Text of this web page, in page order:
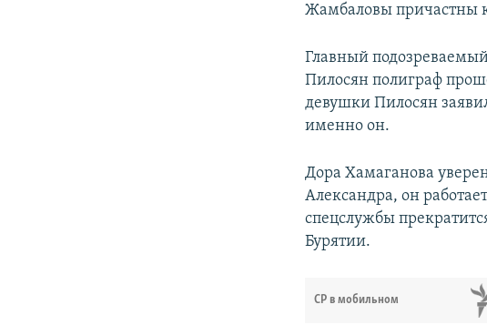
Жамбаловы причастны
Главный
Пилосян полиграф
девушки Пилосян
именно он.
Дора Хамаганова
Александра, он
спецслужбы
Бурятии.
СР в мобильном